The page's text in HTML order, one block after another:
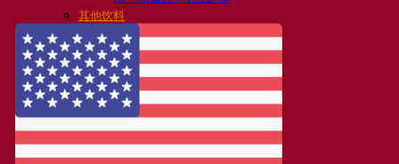
其他饮料
用于其他饮料的干活性酵母
克瓦斯
高粱
咖啡
Fermentis 学院
Fermentis 学院
资源
知识中心